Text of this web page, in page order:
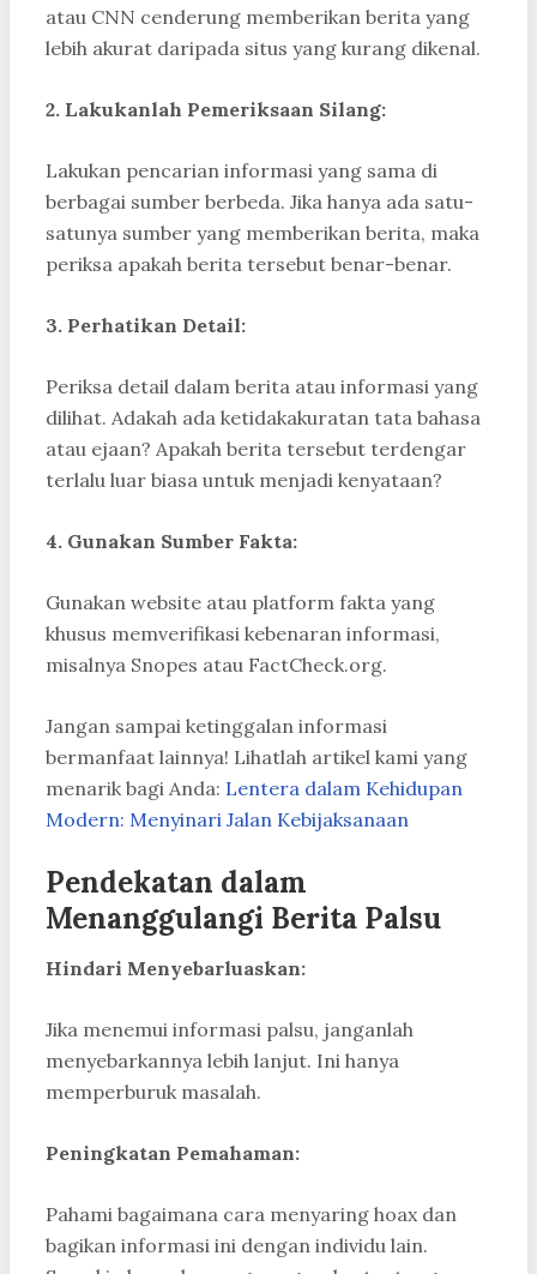
atau CNN cenderung memberikan berita yang
lebih akurat daripada situs yang kurang dikenal.
2. Lakukanlah Pemeriksaan Silang:
Lakukan pencarian informasi yang sama di
berbagai sumber berbeda. Jika hanya ada satu-
satunya sumber yang memberikan berita, maka
periksa apakah berita tersebut benar-benar.
3. Perhatikan Detail:
Periksa detail dalam berita atau informasi yang
dilihat. Adakah ada ketidakakuratan tata bahasa
atau ejaan? Apakah berita tersebut terdengar
terlalu luar biasa untuk menjadi kenyataan?
4. Gunakan Sumber Fakta:
Gunakan website atau platform fakta yang
khusus memverifikasi kebenaran informasi,
misalnya Snopes atau FactCheck.org.
Jangan sampai ketinggalan informasi
bermanfaat lainnya! Lihatlah artikel kami yang
menarik bagi Anda: Lentera dalam Kehidupan
Modern: Menyinari Jalan Kebijaksanaan
Pendekatan dalam
Menanggulangi Berita Palsu
Hindari Menyebarluaskan:
Jika menemui informasi palsu, janganlah
menyebarkannya lebih lanjut. Ini hanya
memperburuk masalah.
Peningkatan Pemahaman:
Pahami bagaimana cara menyaring hoax dan
bagikan informasi ini dengan individu lain.